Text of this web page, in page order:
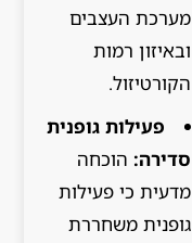
מערכת העצבים
ובאיזון רמות
הקורטיזול.
פעילות גופנית
סדירה: הוכחה
מדעית כי פעילות
גופנית משחררת